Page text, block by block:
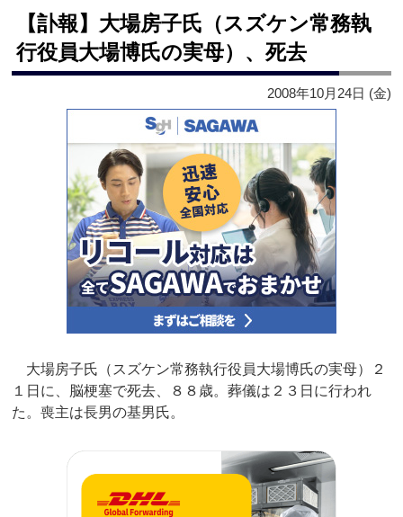
【訃報】大場房子氏（スズケン常務執
行役員大場博氏の実母）、死去
2008年10月24日 (金)
大場房子氏（スズケン常務執行役員大場博氏の実母）２
１日に、脳梗塞で死去、８８歳。葬儀は２３日に行われ
た。喪主は長男の基男氏。